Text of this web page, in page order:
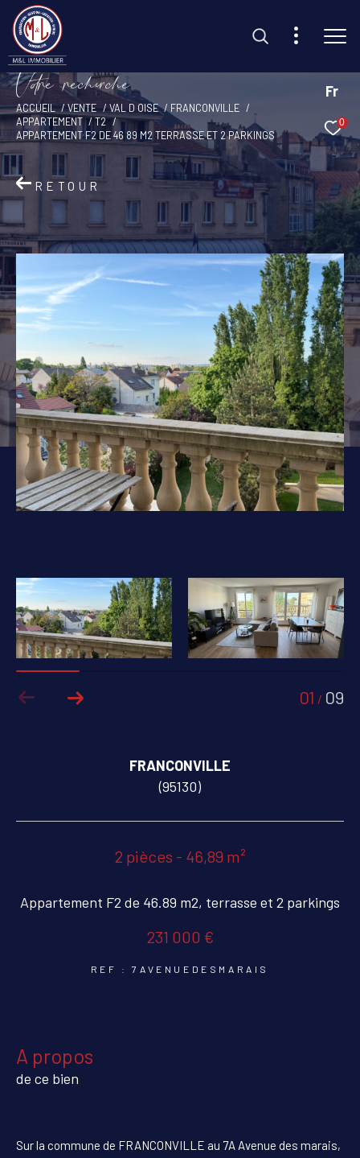
Fr
0
Vore recece
ACCUEIL VENTE VAL D OISE
FRANCONVILLE
APPARTEMENT
T2
APPARTEMENT F2 DE 46 89 M2 TERRASSE ET 2 PARKINGS
RETOUR
01 / 09
FRANCONVILLE
(95130)
2 pièces - 46,89 m²
Appartement F2 de 46.89 m2, terrasse et 2 parkings
231 000 €
REF : 7AVENUEDESMARAIS
a propos
de ce bien
Sur la commune de FRANCONVILLE au 7A Avenue des marais,
Effectuer une recherche
et trouvez le bien qui correspond à vos critères
Type d'offre
Vente
Sélectionner
Budget
PIÈCES
1 2 3 4 5+
Localisation
AFFINER LES CRITÈRES
PARKING TERRASSE PISCINE
COUPS DE COEUR EXCLUSIVITÉS
NOUVEAUTÉS